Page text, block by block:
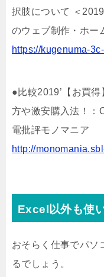
択肢について ＜
のウェブ制作・ホー
https://kugenuma-
●比較2019’【お買
方や激安購入法！：
電批評モノマニア
http://
Excel以外も使
おそらく仕事でパソ
るでしょう。